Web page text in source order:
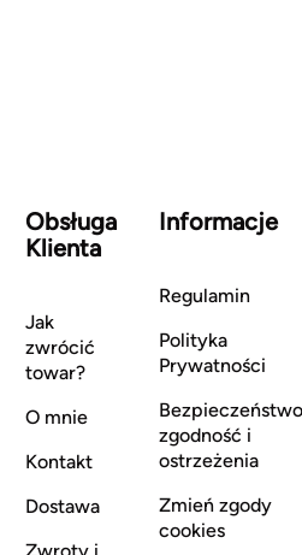
Obsługa
Klienta
Jak
zwrócić
towar?
O mnie
Kontakt
Dostawa
Informacje
Regulamin
Polityka
Prywatności
zgodność i
ostrzeżenia
Zmień zgody
cookies